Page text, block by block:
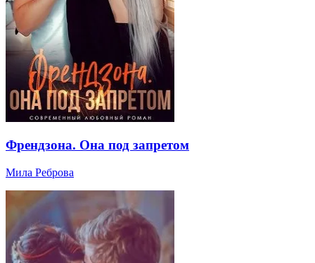
Френдзона. Она под запретом
Мила Реброва